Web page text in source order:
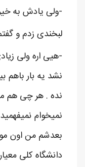
-ولی یادش به
لبخندی زدم و
-هیی اره ولی
نشد یه بار باهم
نده . هر چی هم
نمیخوام
بعدشم من اون
دانشگاه کلی